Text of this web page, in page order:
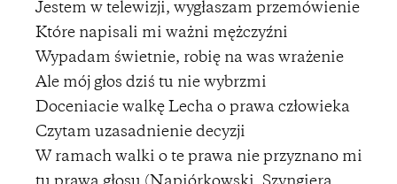
Jestem w telewizji, wygłaszam przemówienie
Które napisali mi ważni mężczyźni
Wypadam świetnie, robię na was wrażenie
Ale mój głos dziś tu nie wybrzmi
Doceniacie walkę Lecha o prawa człowieka
Czytam uzasadnienie decyzji
W ramach walki o te prawa nie przyznano mi